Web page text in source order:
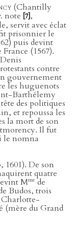
(Chantilly
. note [7],
servit avec éclat
prisonnier le
puis devint
(1567).
contre
gouvernement
les huguenots
Barthélemy
des politiques
et repoussa les
la mort de son
Il fut
le nomna
1601). De son
quatre
Mme de
Budos, trois
(mère du Grand